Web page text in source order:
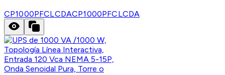
CP1000PFCLCDACP1000PFCLCDA